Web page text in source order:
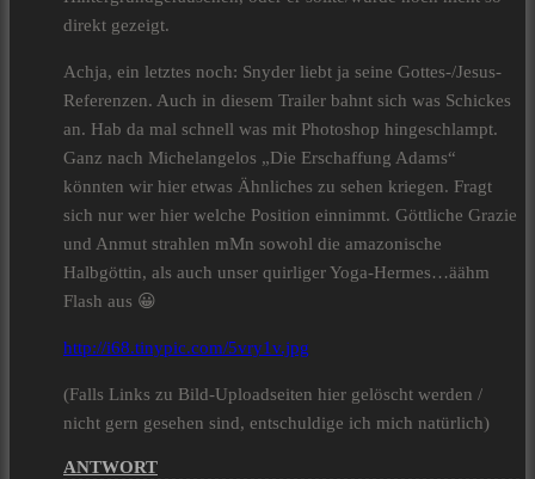
direkt gezeigt.
Achja, ein letztes noch: Snyder liebt ja seine Gottes-/Jesus-
Referenzen. Auch in diesem Trailer bahnt sich was Schickes
an. Hab da mal schnell was mit Photoshop hingeschlampt.
Ganz nach Michelangelos „Die Erschaffung Adams“
könnten wir hier etwas Ähnliches zu sehen kriegen. Fragt
sich nur wer hier welche Position einnimmt. Göttliche Grazie
und Anmut strahlen mMn sowohl die amazonische
Halbgöttin, als auch unser quirliger Yoga-Hermes…äähm
Flash aus 😀
http://i68.tinypic.com/5vry1v.jpg
(Falls Links zu Bild-Uploadseiten hier gelöscht werden /
nicht gern gesehen sind, entschuldige ich mich natürlich)
ANTWORT